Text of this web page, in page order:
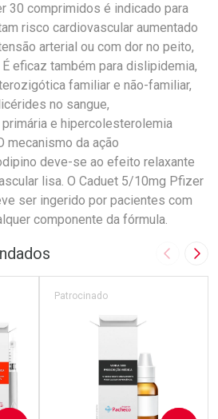
30 comprimidos é indicado para
risco cardiovascular aumentado
arterial ou com dor no peito,
eficaz também para dislipidemia,
familiar e não-familiar,
no sangue,
e hipercolesterolemia
mecanismo da ação
deve-se ao efeito relaxante
lisa. O Caduet 5/10mg Pfizer
ser ingerido por pacientes com
componente da fórmula.
Imagem
Patrocinado